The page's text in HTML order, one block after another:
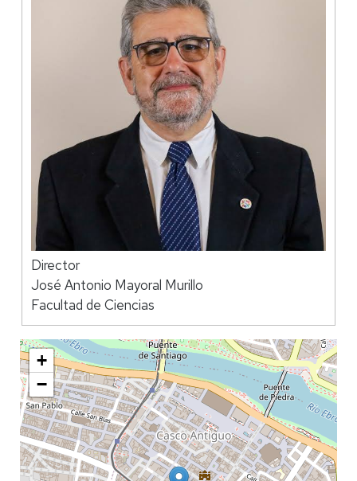
Director
José Antonio Mayoral Murillo
Facultad de Ciencias
+
−